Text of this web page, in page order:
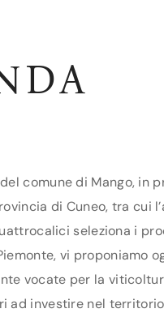
comune di Mango,
di Cuneo, tra cui
seleziona i
vi proponiamo
vocate per la
ad investire nel